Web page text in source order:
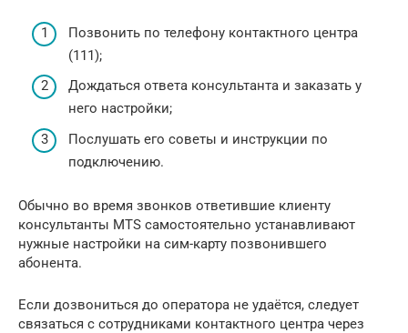
Позвонить по телефону контактного центра
(111);
Дождаться ответа консультанта и заказать у
него настройки;
Послушать его советы и инструкции по
подключению.
Обычно во время звонков ответившие клиенту
консультанты MTS самостоятельно устанавливают
нужные настройки на сим-карту позвонившего
абонента.
Если дозвониться до оператора не удаётся, следует
связаться с сотрудниками контактного центра через